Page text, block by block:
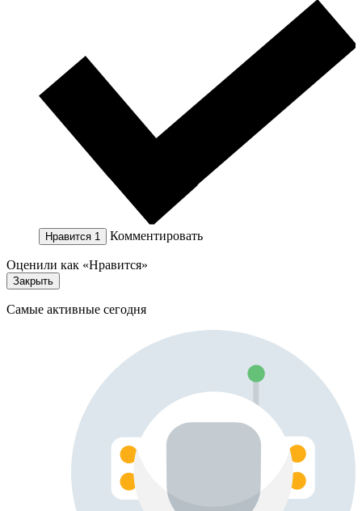
Нравится 1 Комментировать
Оценили как «Нравится»
Закрыть
Самые активные сегодня